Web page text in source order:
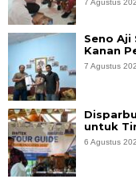
7 Agustus
Seno Aji
Kanan
7 Agustus
untuk
6 Agustus